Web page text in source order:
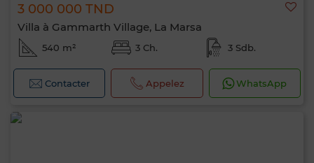
3 000 000 TND
Villa à Gammarth Village, La Marsa
540 m² 3 Ch. 3 Sdb.
Contacter Appelez WhatsApp